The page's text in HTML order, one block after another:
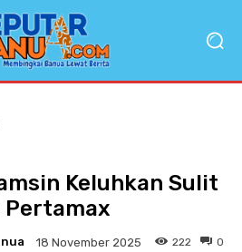
Keluhkan Sulit
Pertamax
18 November 2025 0
222